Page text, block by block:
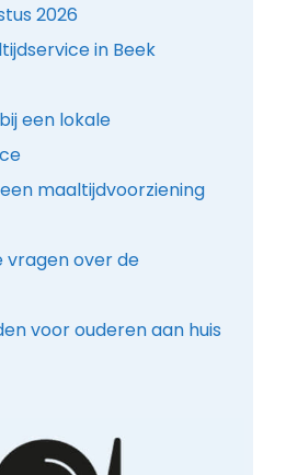
2026
in Beek
een lokale
maaltijdvoorziening
vragen over de
voor ouderen aan huis